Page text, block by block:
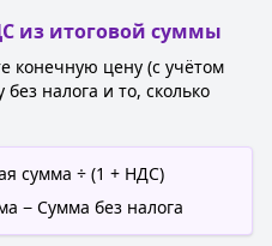
из итоговой суммы
конечную цену (с учётом
без налога и то, сколько
сумма ÷ (1 + НДС)
− Сумма без налога